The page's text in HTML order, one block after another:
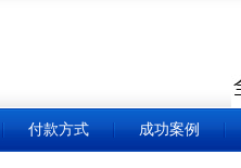
付款方式 成功案例